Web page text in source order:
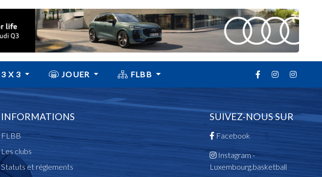
3 X 3 JOUER FLBB
INFORMATIONS
FLBB
Les clubs
Statuts et réglements
SUIVEZ-NOUS SUR
Facebook
Instagram -
Luxembourg.basketball